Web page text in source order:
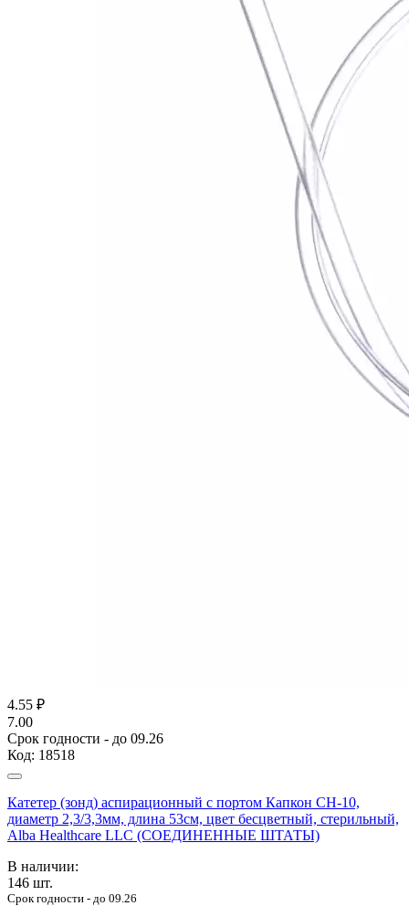
4.55 ₽
7.00
Срок годности - до 09.26
Код: 18518
Катетер (зонд) аспирационный с портом Капкон CH-10,
диаметр 2,3/3,3мм, длина 53см, цвет бесцветный, стерильный,
Alba Healthcare LLC (СОЕДИНЕННЫЕ ШТАТЫ)
В наличии:
146 шт.
Срок годности - до 09.26